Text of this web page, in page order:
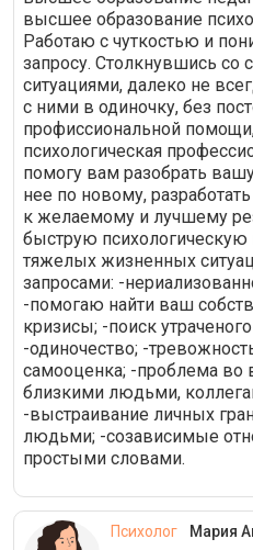
высшее образование
Работаю с чуткостью и
запросу. Столкнувшись
ситуациями, далеко не
с ними в одиночку, без
профиссиональной
психологическая
помогу вам разобрать
нее по новому,
к желаемому и лучшему
быструю
тяжелых жизненных
запросами: -
-помогаю найти ваш
кризисы; -поиск
-одиночество; -
самооценка; -проблема во
близкими людьми,
-выстраивание личных
людьми; -созависимые
простыми словами.
Психолог
Мария